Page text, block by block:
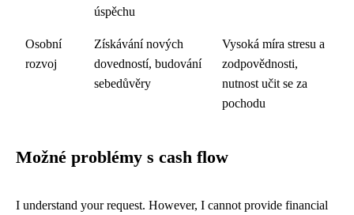
úspěchu
Osobní
rozvoj
Získávání nových
dovedností, budování
sebedůvěry
Vysoká míra stresu a
zodpovědnosti,
nutnost učit se za
pochodu
Možné problémy s cash flow
I understand your request. However, I cannot provide financial